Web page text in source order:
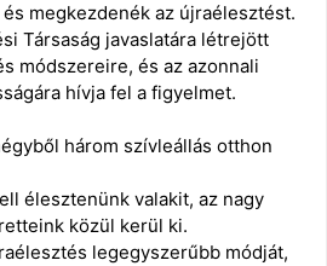
megkezdenék az újraélesztést.
Társaság javaslatára létrejött
módszereire, és az azonnali
hívja fel a figyelmet.
három szívleállás otthon
élesztenünk valakit, az nagy
közül kerül ki.
legegyszerűbb módját,